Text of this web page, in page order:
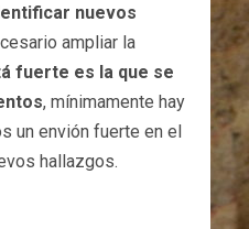
nuevos
ampliar la
fuerte es la que se
, mínimamente hay
un envión fuerte en el
hallazgos.